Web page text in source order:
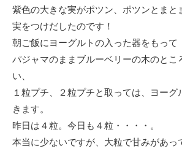
紫色の大きな実がポツン、ポツンとまと
実をつけだしたのです！
朝ご飯にヨーグルトの入った器をもって
パジャマのままブルーベリーの木のとこ
い、
１粒プチ、２粒プチと取っては、ヨーグ
きます。
昨日は４粒。今日も４粒・・・・。
本当に少ないですが、大粒で甘みがあっ